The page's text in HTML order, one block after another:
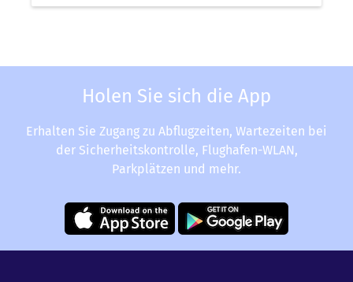
Holen Sie sich die App
Erhalten Sie Zugang zu Abflugzeiten, Wartezeiten bei
der Sicherheitskontrolle, Flughafen-WLAN,
Parkplätzen und mehr.